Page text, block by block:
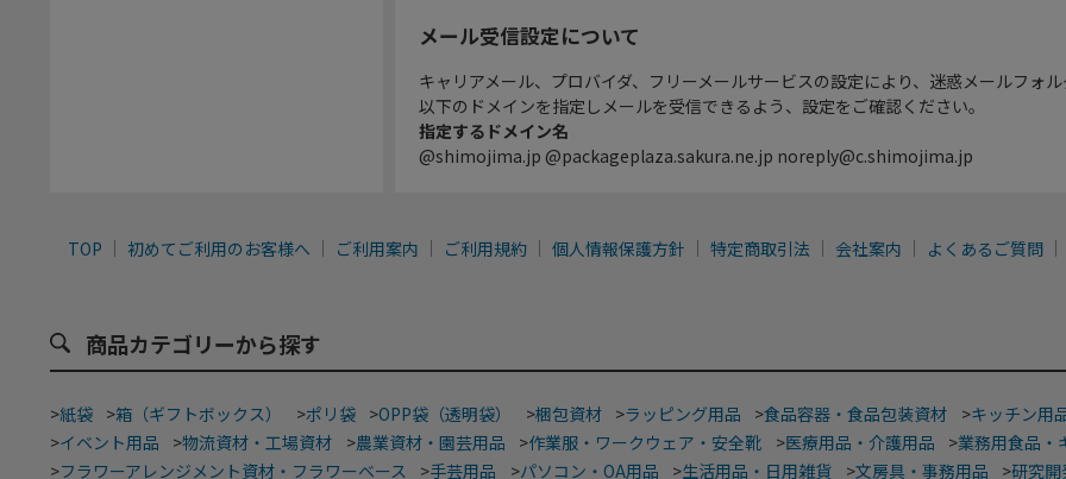
メール受信設定について
キャリアメール、プロバイダ、フリーメールサービスの設定により、迷惑メールフォ
以下のドメインを指定しメールを受信できるよう、設定をご確認ください。
指定するドメイン名
@shimojima.jp @packageplaza.sakura.ne.jp noreply@c.shimojima.jp
TOP 初めてご利用のお客様へ ご利用案内 ご利用規約 個人情報保護方針 特定商取引法 会社案内 よくあるご質問
商品カテゴリーから探す
>紙袋 >箱（ギフトボックス） >ポリ袋 >OPP袋（透明袋） >梱包資材 >ラッピング用品 >食品容器・食品包装資材 >キッチン用
>イベント用品 >物流資材・工場資材 >農業資材・園芸用品 >作業服・ワークウェア・安全靴 >医療用品・介護用品 >業務用食品・
>フラワーアレンジメント資材・フラワーベース >手芸用品 >パソコン・OA用品 >生活用品・日用雑貨 >文房具・事務用品 >研究開